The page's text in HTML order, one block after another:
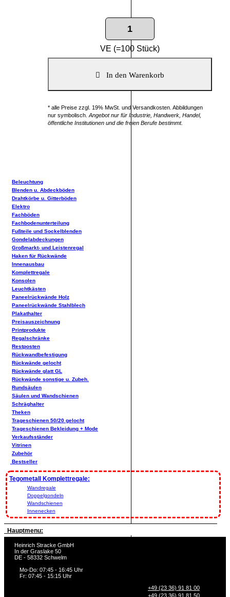
VE (=100 Stück)
* alle Preise zzgl. 19% MwSt. und Versandkosten. Abbildungen
nur symbolisch. Angebot nur für Industrie, Handwerk, Handel,
öffentliche Institutionen und die freien Berufe bestimmt.
Beleuchtung
Blenden u. Abdeckböden
Drahtkörbe u. Gitterböden
Elektro
Fachböden
Fachbodenunterteilung
Fußteile und Sockelblenden
Gondelabdeckungen
Großmarkt- und Leistenregal
Haken für Rückwände
Innenausbau
Komplettregale
Konsolen
Leuchtkästen
Paneelrückwände Holz
Paneelrückwände Stahlblech
Plakathalter
Preisauszeichnung
Printprodukte
Regalschränke
Restposten
Rückwandbefestigung
Rückwände gelocht
Rückwände glatt GL
Rückwände sonstige u. Zubeh.
Rundsäulen
Säulen und Wandschienen
Schräghalter
Theken
Trageschienen 50/20 gelocht
Trageschienen Bekleidung + Mode
Verkaufsständer
Vitrinen
Zubehör
Bestseller
Tegometall Komplettregale:
Wandregale
Doppelgondeln
Wandschienen
Innenecken
Hauptmenu:
Heinrich Stracke GmbH
In der Graslake 50
DE - 58332 Schwelm
Mo-Do: 07:45 - 16:45 Uhr
Fr: 07:45 - 15:15 Uhr
+49 (23 36) 91 81 00
+49 (23 36) 91 81 50